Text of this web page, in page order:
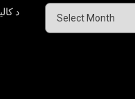
د
Archives